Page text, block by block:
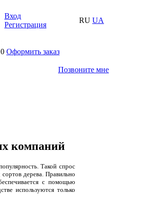
Вход
Регистрация
RU UA
0 Оформить заказ
Позвоните мне
компаний
Такой спрос
дерева. Правильно
с помощью
используются только